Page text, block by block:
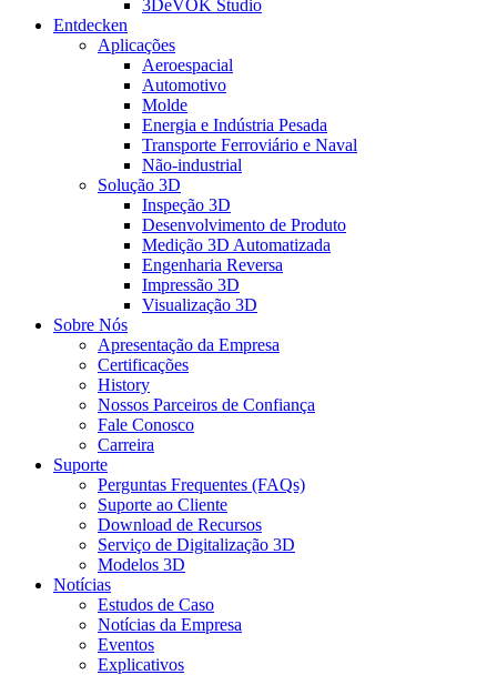
3DeVOK Studio
Entdecken
Aplicações
Aeroespacial
Automotivo
Molde
Energia e Indústria Pesada
Transporte Ferroviário e Naval
Não-industrial
Solução 3D
Inspeção 3D
Desenvolvimento de Produto
Medição 3D Automatizada
Engenharia Reversa
Impressão 3D
Visualização 3D
Sobre Nós
Apresentação da Empresa
Certificações
History
Nossos Parceiros de Confiança
Fale Conosco
Carreira
Suporte
Perguntas Frequentes (FAQs)
Suporte ao Cliente
Download de Recursos
Serviço de Digitalização 3D
Modelos 3D
Notícias
Estudos de Caso
Notícias da Empresa
Eventos
Explicativos